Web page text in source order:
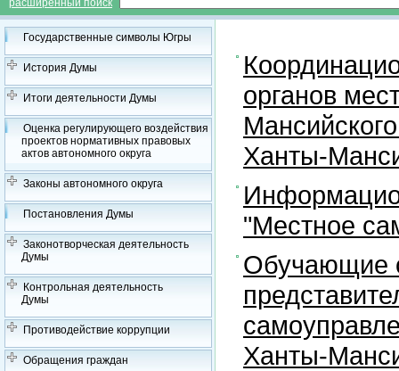
расширенный поиск
Государственные символы Югры
История Думы
Итоги деятельности Думы
Оценка регулирующего воздействия
проектов нормативных правовых
актов автономного округа
Законы автономного округа
Постановления Думы
Законотворческая деятельность
Думы
Контрольная деятельность
Думы
Противодействие коррупции
Обращения граждан
органов
Ханты-
"Местное
Обучающие
Ханты-